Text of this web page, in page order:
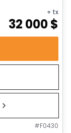
+ tx
32 000$
#F0430